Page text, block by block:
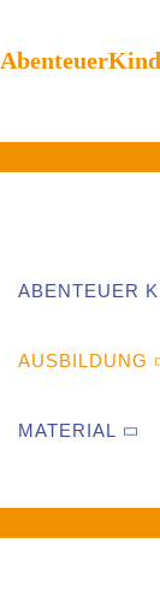
ABENTEUER
AUSBILDUNG
MATERIAL